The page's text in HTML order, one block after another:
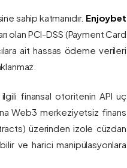
sahip katmanıdır. Enjoybet
olan PCI-DSS (Payment Card
ait hassas ödeme verileri
ilgili finansal otoritenin API uç
Web3 merkeziyetsiz finans
üzerinden izole cüzdan
ve harici manipülasyonlara